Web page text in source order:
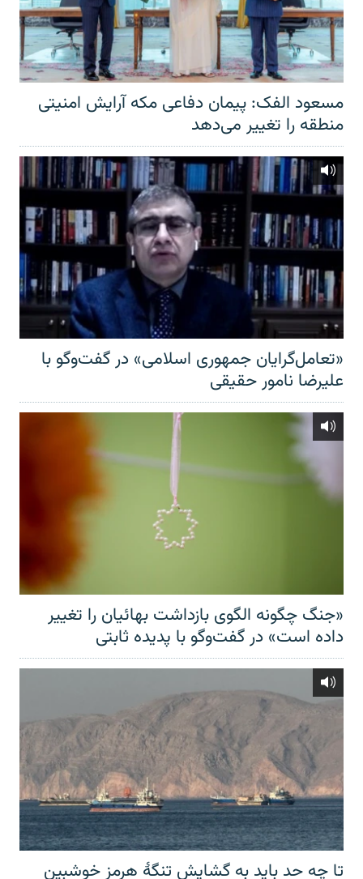
مسعود الفک: پیمان دفاعی مکه آرایش امنیتی
منطقه را تغییر می‌دهد
«تعامل‌گرایان جمهوری اسلامی» در گفت‌وگو با
علیرضا نامور حقیقی
«جنگ چگونه الگوی بازداشت بهائیان را تغییر
داده است» در گفت‌وگو با پدیده ثابتی
تا چه حد باید به گشایش تنگهٔ هرمز خوشبین